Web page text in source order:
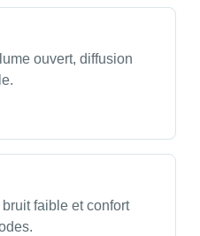
ouvert, diffusion
faible et confort